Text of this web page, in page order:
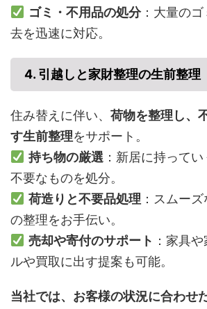
ゴミ・不用品の処分：大量のゴ
去を迅速に対応。
4. 引越しと家財整理の生前整理
住み替えに伴い、 荷物を整理し、
す生前整理をサポート。
持ち物の厳選 ：新居に持ってい
不要なものを処分。
荷造りと不要品処理 ：スムー
の整理をお手伝い。
売却や寄付のサポート ：家具
ルや買取に出す提案も可能。
当社では、お客様の状況に合わせ